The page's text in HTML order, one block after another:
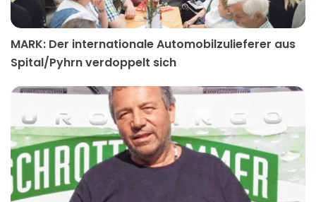
MARK: Der internationale Automobilzulieferer aus
Spital/Pyhrn verdoppelt sich